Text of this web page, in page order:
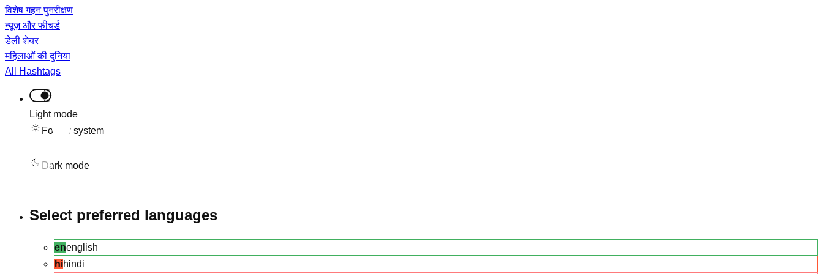
विशेष गहन पुनरीक्षण
न्यूज़ और फीचर्ड
डेली शेयर
महिलाओं की दुनिया
All Hashtags
Light mode
Follow system
Dark mode
Select preferred languages
enenglish
hihindi